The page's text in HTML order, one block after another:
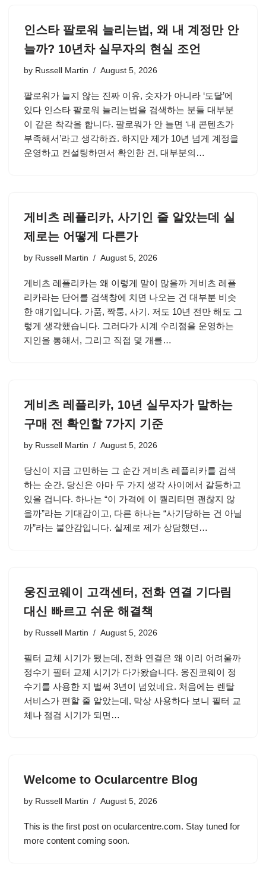
인스타 팔로워 늘리는법, 왜 내 계정만 안
늘까? 10년차 실무자의 현실 조언
by Russell Martin August 5, 2026
팔로워가 늘지 않는 진짜 이유, 숫자가 아니라 ‘도달’에
있다 인스타 팔로워 늘리는법을 검색하는 분들 대부분
이 같은 착각을 합니다. 팔로워가 안 늘면 ‘내 콘텐츠가
부족해서’라고 생각하죠. 하지만 제가 10년 넘게 계정을
운영하고 컨설팅하면서 확인한 건, 대부분의…
게비츠 레플리카, 사기인 줄 알았는데 실
제로는 어떻게 다른가
by Russell Martin August 5, 2026
게비츠 레플리카는 왜 이렇게 말이 많을까 게비츠 레플
리카라는 단어를 검색창에 치면 나오는 건 대부분 비슷
한 얘기입니다. 가품, 짝퉁, 사기. 저도 10년 전만 해도 그
렇게 생각했습니다. 그러다가 시계 수리점을 운영하는
지인을 통해서, 그리고 직접 몇 개를…
게비츠 레플리카, 10년 실무자가 말하는
구매 전 확인할 7가지 기준
by Russell Martin August 5, 2026
당신이 지금 고민하는 그 순간 게비츠 레플리카를 검색
하는 순간, 당신은 아마 두 가지 생각 사이에서 갈등하고
있을 겁니다. 하나는 “이 가격에 이 퀄리티면 괜찮지 않
을까”라는 기대감이고, 다른 하나는 “사기당하는 건 아닐
까”라는 불안감입니다. 실제로 제가 상담했던…
웅진코웨이 고객센터, 전화 연결 기다림
대신 빠르고 쉬운 해결책
by Russell Martin August 5, 2026
필터 교체 시기가 됐는데, 전화 연결은 왜 이리 어려울까
정수기 필터 교체 시기가 다가왔습니다. 웅진코웨이 정
수기를 사용한 지 벌써 3년이 넘었네요. 처음에는 렌탈
서비스가 편할 줄 알았는데, 막상 사용하다 보니 필터 교
체나 점검 시기가 되면…
Welcome to Ocularcentre Blog
by Russell Martin August 5, 2026
This is the first post on ocularcentre.com. Stay tuned for
more content coming soon.